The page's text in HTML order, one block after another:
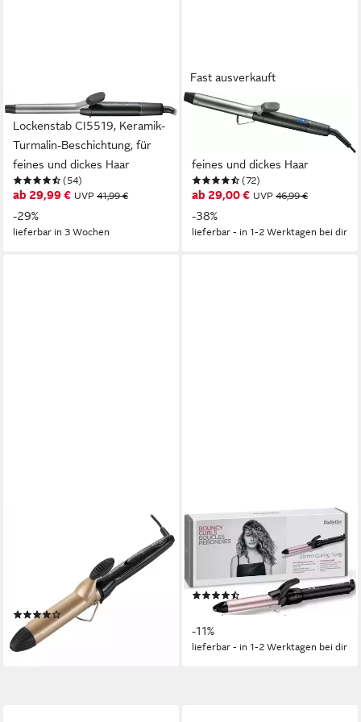
REMINGTON
Lockenstab CI5519, Keramik-
Turmalin-Beschichtung, für
feines und dickes Haar
(54)
ab 29,99 € UVP 41,99 €
-29%
lieferbar in 3 Wochen
Fast ausverkauft
REMINGTON
Lockenstab CI6525, Keramik-
feines und dickes Haar
(72)
ab 29,00 € UVP 46,99 €
-38%
lieferbar - in 1-2 Werktagen bei dir
Keramik-Beschichtung,
Lockenstab mit
Keramitkbeschichtung
(11)
ab 15,50 €
lieferbar - in 3-4 Werktagen bei dir
BABYLISS
Lockenstab C325E,
Sublim'touch-Beschichtung,
25mm mit Klammer
(240)
ab 24,99 € UVP27,99 €
-11%
lieferbar - in 1-2 Werktagen bei dir